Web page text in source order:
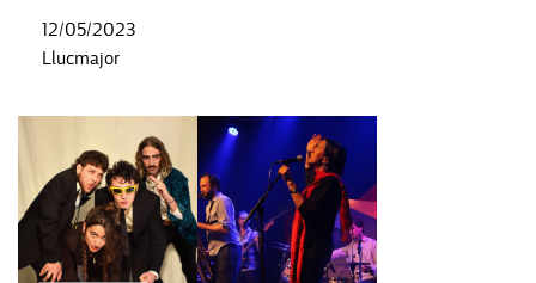
12/05/2023
Llucmajor